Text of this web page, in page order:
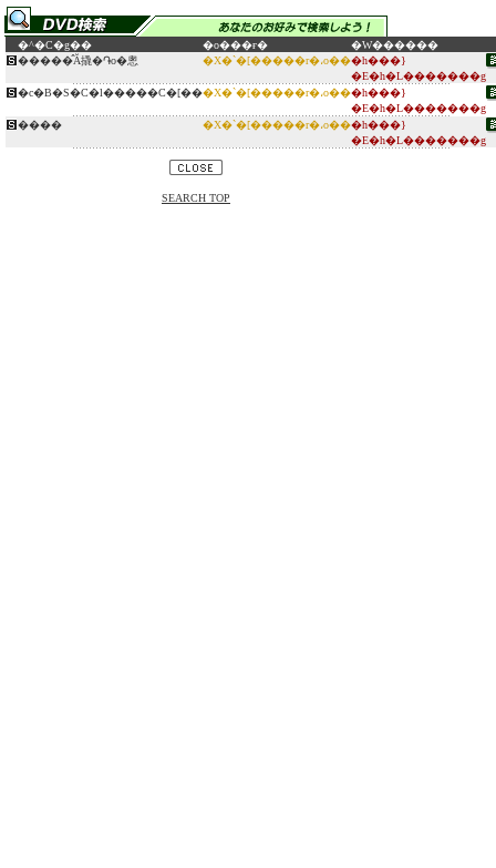
�^�C�g�� �o���ғ�
�W������
�����̂Ă撬�֏o�悤
�X�`�[�����r�،o���h���}
�E�h�L�������g
�c�B�S�C�l�����C�[���X�`�[�����r�،o���h���}
�E�h�L�������g
����
�X�`�[�����r�،o���h���}
�E�h�L�������g
SEARCH TOP